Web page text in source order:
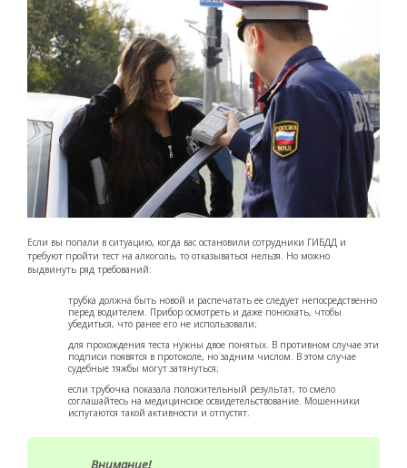
Если вы попали в ситуацию, когда вас остановили сотрудники ГИБДД и
требуют пройти тест на алкоголь, то отказываться нельзя. Но можно
выдвинуть ряд требований:
трубка должна быть новой и распечатать ее следует непосредственно
перед водителем. Прибор осмотреть и даже понюхать, чтобы
убедиться, что ранее его не использовали;
для прохождения теста нужны двое понятых. В противном случае эти
подписи появятся в протоколе, но задним числом. В этом случае
судебные тяжбы могут затянуться;
если трубочка показала положительный результат, то смело
соглашайтесь на медицинское освидетельствование. Мошенники
испугаются такой активности и отпустят.
Внимание!